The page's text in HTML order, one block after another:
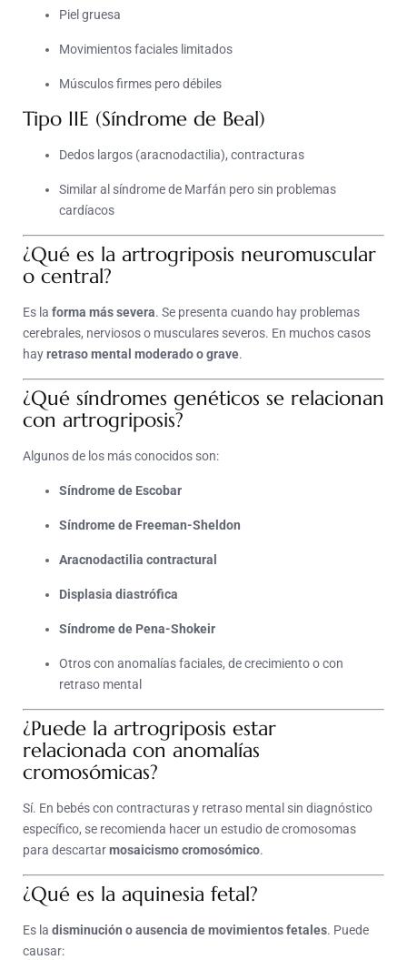
Piel gruesa
Movimientos faciales limitados
Músculos firmes pero débiles
Tipo IIE (Síndrome de Beal)
Dedos largos (aracnodactilia), contracturas
Similar al síndrome de Marfán pero sin problemas
cardíacos
¿Qué es la artrogriposis neuromuscular
o central?
Es la forma más severa. Se presenta cuando hay problemas
cerebrales, nerviosos o musculares severos. En muchos casos
hayretraso mental moderado o grave.
¿Qué síndromes genéticos se relacionan
con artrogriposis?
Algunos de los más conocidos son:
Síndrome de Escobar
Síndrome de Freeman-Sheldon
Aracnodactilia contractural
Displasia diastrófica
Síndrome de Pena-Shokeir
Otros con anomalías faciales, de crecimiento o con
retraso mental
¿Puede la artrogriposis estar
relacionada con anomalías
cromosómicas?
Sí. En bebés con contracturas y retraso mental sin diagnóstico
específico, se recomienda hacer un estudio de cromosomas
para descartarmosaicismo cromosómico.
¿Qué es la aquinesia fetal?
Es la disminución o ausencia de movimientos fetales. Puede
causar: